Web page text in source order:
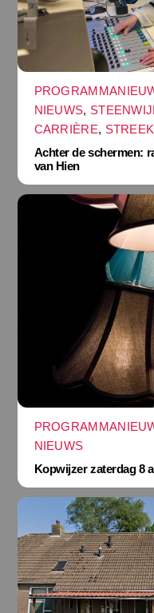
NIEUWS,
CARRIÈRE,
Achter de schermen:
van Hien
NIEUWS
Kopwijzer zaterdag 8